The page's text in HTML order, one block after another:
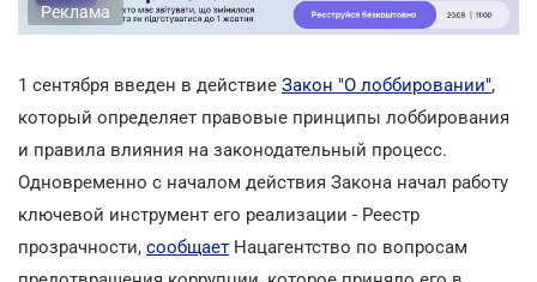
Реклама
1 сентября введен в действие Закон "О лоббировании",
который определяет правовые принципы лоббирования
и правила влияния на законодательный процесс.
Одновременно с началом действия Закона начал работу
ключевой инструмент его реализации - Реестр
прозрачности, сообщает Нацагентство по вопросам